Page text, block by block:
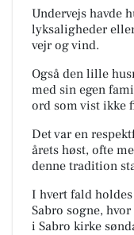
Undervejs havde
lyksaligheder
vejr og vind.
Også den lille
med sin egen
ord som vist ikke
Det var en
årets høst, ofte
denne tradition
I hvert fald
Sabro sogne,
i Sabro kirke